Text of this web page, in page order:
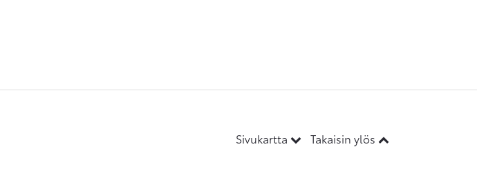
Sivukartta Takaisin ylös